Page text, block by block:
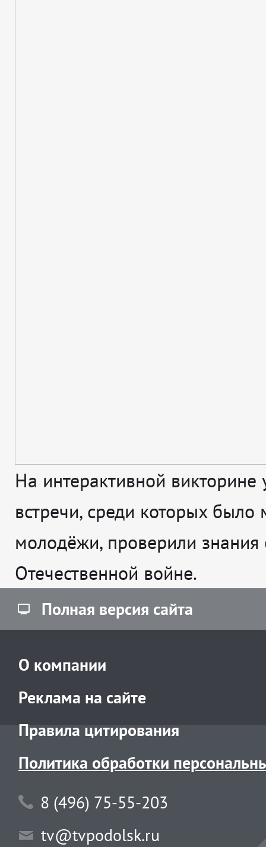
На интерактивной викторине
встречи, среди которых было
молодёжи, проверили знания
Отечественной войне.
Полная версия сайта
О компании
Реклама на сайте
Правила цитирования
Политика обработки
8 (496) 75-55-203
tv@tvpodolsk.ru